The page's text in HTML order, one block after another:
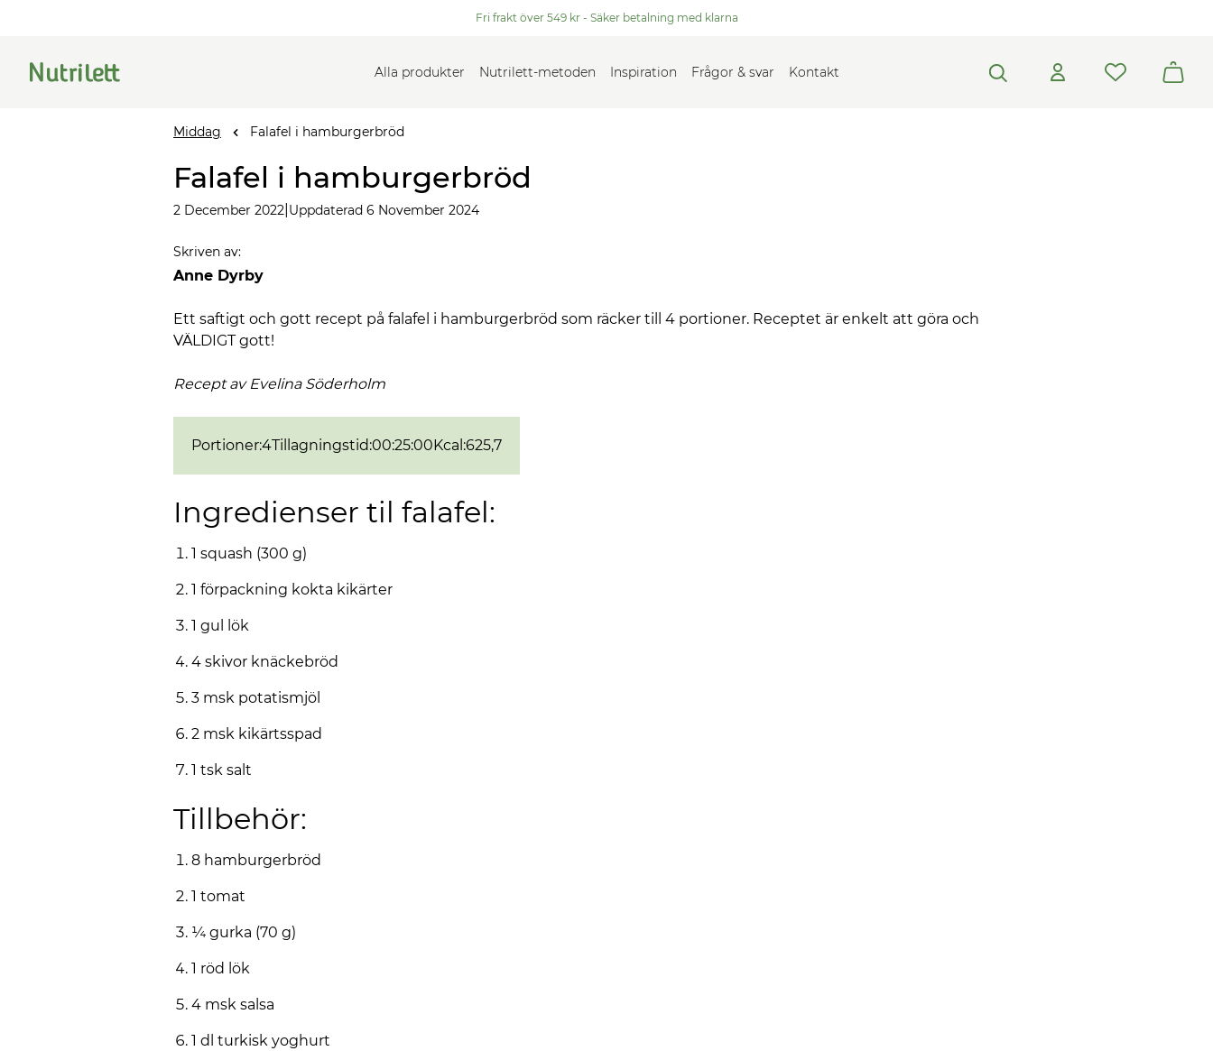
Fri frakt över 549 kr - Säker betalning med klarna
Alla produkter Nutrilett-metoden Inspiration Frågor & svar Kontakt
Middag Falafel i hamburgerbröd
Falafel i hamburgerbröd
2 December 2022 Uppdaterad 6 November 2024
Skriven av:
Anne Dyrby
Ett saftigt och gott recept på falafel i hamburgerbröd som räcker till 4 portioner. Receptet är enkelt att göra och
VÄLDIGT gott!
Recept av Evelina Söderholm
Portioner:4Tillagningstid:00:25:00Kcal :625,7
Ingredienser til falafel:
1 squash (300 g)
1 förpackning kokta kikärter
1 gul lök
4 skivor knäckebröd
3 msk potatismjöl
2 msk kikärtsspad
1 tsk salt
Tillbehör:
8 hamburgerbröd
1 tomat
¼ gurka (70 g)
1 röd lök
4 msk salsa
1 dl turkisk yoghurt